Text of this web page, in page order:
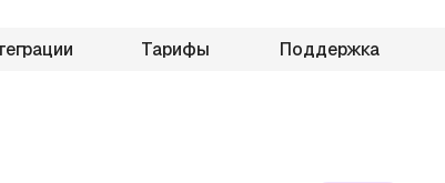
Тарифы Поддержка